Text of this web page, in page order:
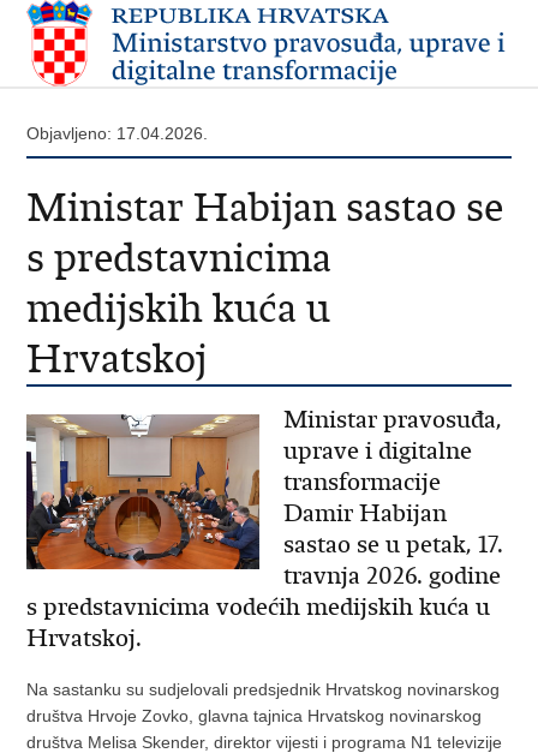
Objavljeno: 17.04.2026.
Ministar Habijan sastao se
s predstavnicima
medijskih kuća u
Hrvatskoj
Ministar pravosuđa,
uprave i digitalne
transformacije
Damir Habijan
sastao se u petak, 17.
travnja 2026. godine
s predstavnicima vodećih medijskih kuća u
Hrvatskoj.
Na sastanku su sudjelovali predsjednik Hrvatskog novinarskog
društva Hrvoje Zovko, glavna tajnica Hrvatskog novinarskog
društva Melisa Skender, direktor vijesti i programa N1 televizije